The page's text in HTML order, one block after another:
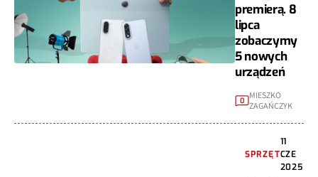
premierą. 8
lipca
zobaczymy
5 nowych
urządzeń
0
MIESZKO
ZAGAŃCZYK
SPRZĘT
11
CZE
2025